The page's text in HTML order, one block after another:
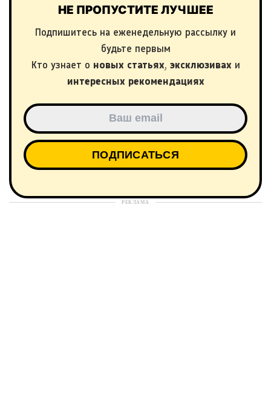
НЕ ПРОПУСТИТЕ ЛУЧШЕЕ
Подпишитесь на еженедельную рассылку и
будьте первым
Кто узнает о новых статьях, эксклюзивах и
интересных рекомендациях
РЕКЛАМА